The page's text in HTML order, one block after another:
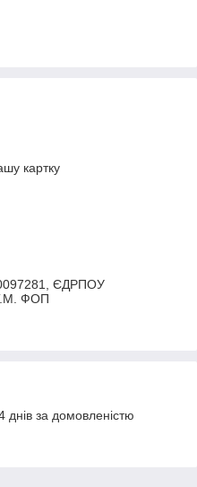
картку
ЄДРПОУ
ФОП
за домовленістю